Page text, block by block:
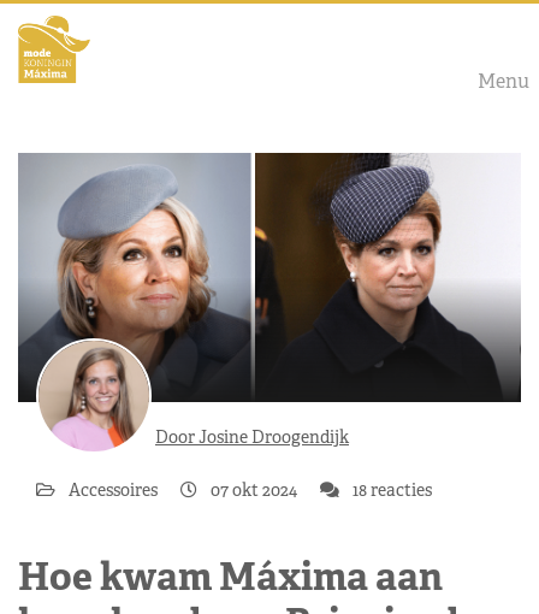
Menu
Door Josine Droogendijk
Accessoires 07 okt 2024 18 reacties
Hoe kwam Máxima aan